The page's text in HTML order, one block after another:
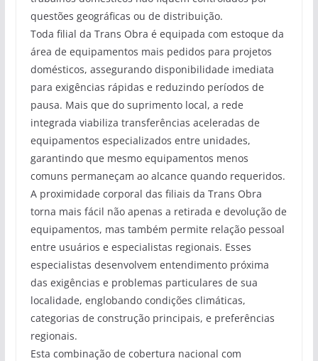
questões geográficas ou de distribuição.
Toda filial da Trans Obra é equipada com estoque da
área de equipamentos mais pedidos para projetos
domésticos, assegurando disponibilidade imediata
para exigências rápidas e reduzindo períodos de
pausa. Mais que do suprimento local, a rede
integrada viabiliza transferências aceleradas de
equipamentos especializados entre unidades,
garantindo que mesmo equipamentos menos
comuns permaneçam ao alcance quando requeridos.
A proximidade corporal das filiais da Trans Obra
torna mais fácil não apenas a retirada e devolução de
equipamentos, mas também permite relação pessoal
entre usuários e especialistas regionais. Esses
especialistas desenvolvem entendimento próxima
das exigências e problemas particulares de sua
localidade, englobando condições climáticas,
categorias de construção principais, e preferências
regionais.
Esta combinação de cobertura nacional com